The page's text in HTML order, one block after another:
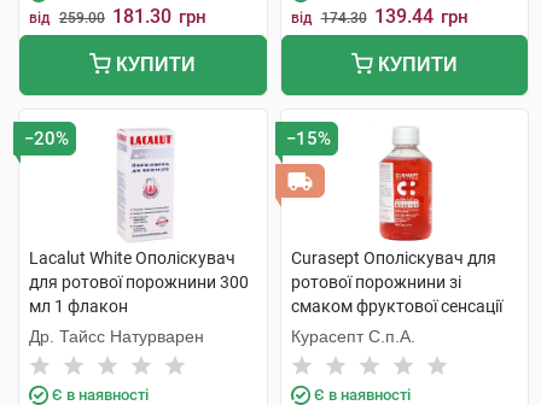
від 259.00 181.30 грн
КУПИТИ
від 174.30 139.44 грн
КУПИТИ
−20%
Lacalut White Ополіскувач
для ротової порожнини 300
мл 1 флакон
Др. Тайсс Натурварен
Є в наявності
−15%
Curasept Ополіскувач для
ротової порожнини зі
смаком фруктової сенсації
250 мл 1 флакон
Курасепт С.п.А.
Є в наявності